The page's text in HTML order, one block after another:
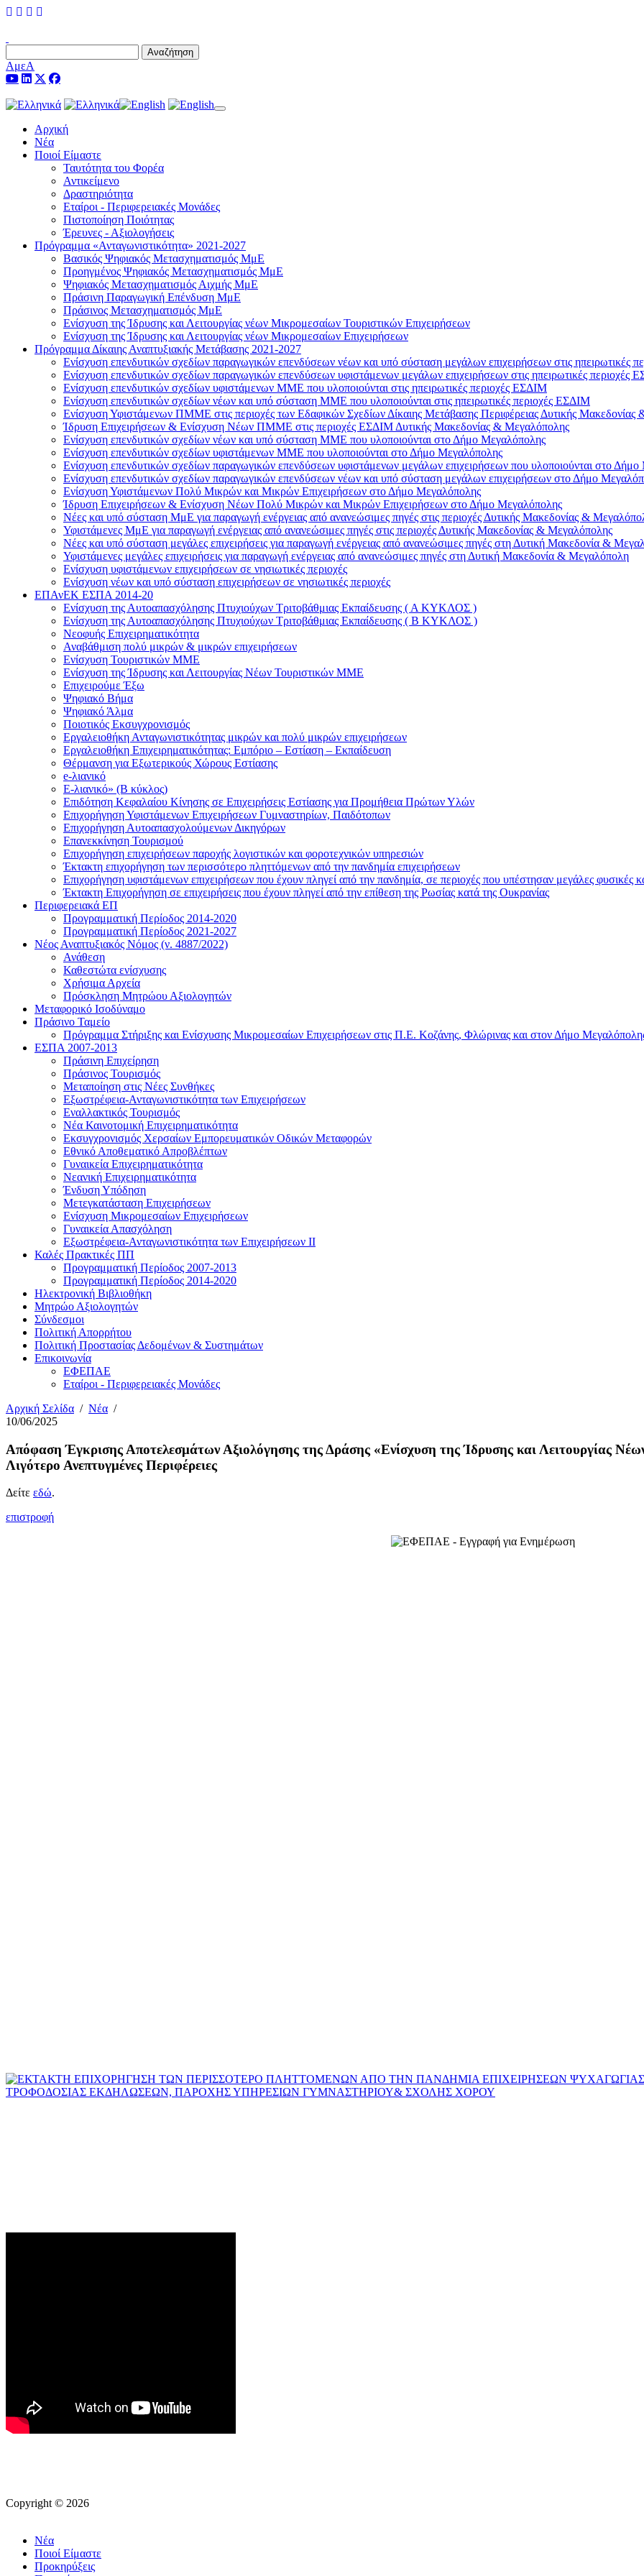
Αναζήτηση
ΑμεΑ
Toggle navigation
Αρχική
Νέα
Ποιοί Είμαστε
Ταυτότητα του Φορέα
Αντικείμενο
Δραστηριότητα
Εταίροι - Περιφερειακές Μονάδες
Πιστοποίηση Ποιότητας
Έρευνες - Αξιολογήσεις
Πρόγραμμα «Ανταγωνιστικότητα» 2021-2027
Βασικός Ψηφιακός Μετασχηματισμός ΜμΕ
Προηγμένος Ψηφιακός Μετασχηματισμός ΜμΕ
Ψηφιακός Μετασχηματισμός Αιχμής ΜμΕ
Πράσινη Παραγωγική Επένδυση ΜμΕ
Πράσινος Μετασχηματισμός ΜμΕ
Ενίσχυση της Ίδρυσης και Λειτουργίας νέων Μικρομεσαίων Τουριστικών Επιχειρήσεων
Ενίσχυση της Ίδρυσης και Λειτουργίας νέων Μικρομεσαίων Επιχειρήσεων
Πρόγραμμα Δίκαιης Αναπτυξιακής Μετάβασης 2021-2027
Ενίσχυση επενδυτικών σχεδίων παραγωγικών επενδύσεων νέων και υπό σύσταση μεγάλων επιχειρήσεων στις ηπειρωτικές
Ενίσχυση επενδυτικών σχεδίων παραγωγικών επενδύσεων υφιστάμενων μεγάλων επιχειρήσεων στις ηπειρωτικές περιοχές
Ενίσχυση επενδυτικών σχεδίων υφιστάμενων ΜΜΕ που υλοποιούνται στις ηπειρωτικές περιοχές ΕΣΔΙΜ
Ενίσχυση επενδυτικών σχεδίων νέων και υπό σύσταση ΜΜΕ που υλοποιούνται στις ηπειρωτικές περιοχές ΕΣΔΙΜ
Ενίσχυση Υφιστάμενων ΠΜΜΕ στις περιοχές των Εδαφικών Σχεδίων Δίκαιης Μετάβασης Περιφέρειας Δυτικής
Ίδρυση Επιχειρήσεων & Ενίσχυση Νέων ΠΜΜΕ στις περιοχές ΕΣΔΙΜ Δυτικής Μακεδονίας & Μεγαλόπολης
Ενίσχυση επενδυτικών σχεδίων νέων και υπό σύσταση ΜΜΕ που υλοποιούνται στο Δήμο Μεγαλόπολης
Ενίσχυση επενδυτικών σχεδίων υφιστάμενων ΜΜΕ που υλοποιούνται στο Δήμο Μεγαλόπολης
Ενίσχυση επενδυτικών σχεδίων παραγωγικών επενδύσεων υφιστάμενων μεγάλων επιχειρήσεων που υλοποιούνται στο
Ενίσχυση επενδυτικών σχεδίων παραγωγικών επενδύσεων νέων και υπό σύσταση μεγάλων επιχειρήσεων στο Δήμο
Ενίσχυση Υφιστάμενων Πολύ Μικρών και Μικρών Επιχειρήσεων στο Δήμο Μεγαλόπολης
Ίδρυση Επιχειρήσεων & Ενίσχυση Νέων Πολύ Μικρών και Μικρών Επιχειρήσεων στο Δήμο Μεγαλόπολης
Νέες και υπό σύσταση ΜμΕ για παραγωγή ενέργειας από ανανεώσιμες πηγές στις περιοχές Δυτικής Μακεδονίας &
Υφιστάμενες ΜμΕ για παραγωγή ενέργειας από ανανεώσιμες πηγές στις περιοχές Δυτικής Μακεδονίας & Μεγαλόπολης
Νέες και υπό σύσταση μεγάλες επιχειρήσεις για παραγωγή ενέργειας από ανανεώσιμες πηγές στη Δυτική Μακεδονία &
Υφιστάμενες μεγάλες επιχειρήσεις για παραγωγή ενέργειας από ανανεώσιμες πηγές στη Δυτική Μακεδονία & Μεγαλόπολη
Ενίσχυση υφιστάμενων επιχειρήσεων σε νησιωτικές περιοχές
Ενίσχυση νέων και υπό σύσταση επιχειρήσεων σε νησιωτικές περιοχές
ΕΠΑνΕΚ ΕΣΠΑ 2014-20
Ενίσχυση της Αυτοαπασχόλησης Πτυχιούχων Τριτοβάθμιας Εκπαίδευσης ( Α ΚΥΚΛΟΣ )
Ενίσχυση της Αυτοαπασχόλησης Πτυχιούχων Τριτοβάθμιας Εκπαίδευσης ( Β ΚΥΚΛΟΣ )
Νεοφυής Επιχειρηματικότητα
Αναβάθμιση πολύ μικρών & μικρών επιχειρήσεων
Ενίσχυση Τουριστικών ΜΜΕ
Ενίσχυση της Ίδρυσης και Λειτουργίας Νέων Τουριστικών ΜΜΕ
Επιχειρούμε Έξω
Ψηφιακό Βήμα
Ψηφιακό Άλμα
Ποιοτικός Εκσυγχρονισμός
Εργαλειοθήκη Ανταγωνιστικότητας μικρών και πολύ μικρών επιχειρήσεων
Εργαλειοθήκη Επιχειρηματικότητας: Εμπόριο – Εστίαση – Εκπαίδευση
Θέρμανση για Εξωτερικούς Χώρους Εστίασης
e-λιανικό
E-λιανικό» (B κύκλος)
Επιδότηση Κεφαλαίου Κίνησης σε Επιχειρήσεις Εστίασης για Προμήθεια Πρώτων Υλών
Επιχορήγηση Υφιστάμενων Επιχειρήσεων Γυμναστηρίων, Παιδότοπων
Επιχορήγηση Αυτοαπασχολούμενων Δικηγόρων
Επανεκκίνηση Τουρισμού
Επιχορήγηση επιχειρήσεων παροχής λογιστικών και φοροτεχνικών υπηρεσιών
Έκτακτη επιχορήγηση των περισσότερο πληττόμενων από την πανδημία επιχειρήσεων
Επιχορήγηση υφιστάμενων επιχειρήσεων που έχουν πληγεί από την πανδημία, σε περιοχές που υπέστησαν μεγάλες φυσικές
Έκτακτη Επιχορήγηση σε επιχειρήσεις που έχουν πληγεί από την επίθεση της Ρωσίας κατά της Ουκρανίας
Περιφερειακά ΕΠ
Προγραμματική Περίοδος 2014-2020
Προγραμματική Περίοδος 2021-2027
Νέος Αναπτυξιακός Νόμος (ν. 4887/2022)
Ανάθεση
Καθεστώτα ενίσχυσης
Χρήσιμα Αρχεία
Πρόσκληση Μητρώου Αξιολογητών
Μεταφορικό Ισοδύναμο
Πράσινο Ταμείο
Πρόγραμμα Στήριξης και Ενίσχυσης Μικρομεσαίων Επιχειρήσεων στις Π.Ε. Κοζάνης, Φλώρινας και στον Δήμο
ΕΣΠΑ 2007-2013
Πράσινη Επιχείρηση
Πράσινος Τουρισμός
Μεταποίηση στις Νέες Συνθήκες
Εξωστρέφεια-Ανταγωνιστικότητα των Επιχειρήσεων
Εναλλακτικός Τουρισμός
Νέα Καινοτομική Επιχειρηματικότητα
Εκσυγχρονισμός Χερσαίων Εμπορευματικών Οδικών Μεταφορών
Εθνικό Αποθεματικό Απροβλέπτων
Γυναικεία Επιχειρηματικότητα
Νεανική Επιχειρηματικότητα
Ένδυση Υπόδηση
Μετεγκατάσταση Επιχειρήσεων
Ενίσχυση Μικρομεσαίων Επιχειρήσεων
Γυναικεία Απασχόληση
Εξωστρέφεια-Ανταγωνιστικότητα των Επιχειρήσεων ΙΙ
Καλές Πρακτικές ΠΠ
Προγραμματική Περίοδος 2007-2013
Προγραμματική Περίοδος 2014-2020
Ηλεκτρονική Βιβλιοθήκη
Μητρώο Αξιολογητών
Σύνδεσμοι
Πολιτική Απορρήτου
Πολιτική Προστασίας Δεδομένων & Συστημάτων
Επικοινωνία
ΕΦΕΠΑΕ
Εταίροι - Περιφερειακές Μονάδες
Αρχική Σελίδα / Νέα /
10/06/2025
Απόφαση Έγκρισης Αποτελεσμάτων Αξιολόγησης της Δράσης «Ενίσχυση της Ίδρυσης και Λειτουργίας
Λιγότερο Ανεπτυγμένες Περιφέρειες
Δείτε εδώ.
επιστροφή
Copyright © 2026
Νέα
Ποιοί Είμαστε
Προκηρύξεις